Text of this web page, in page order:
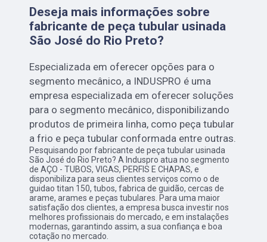
Deseja mais informações sobre
fabricante de peça tubular usinada
São José do Rio Preto?
Especializada em oferecer opções para o
segmento mecânico, a INDUSPRO é uma
empresa especializada em oferecer soluções
para o segmento mecânico, disponibilizando
produtos de primeira linha, como peça tubular
a frio e peça tubular conformada entre outras.
Pesquisando por fabricante de peça tubular usinada
São José do Rio Preto? A Induspro atua no segmento
de AÇO - TUBOS, VIGAS, PERFIS E CHAPAS, e
disponibiliza para seus clientes serviços como o de
guidao titan 150, tubos, fabrica de guidão, cercas de
arame, arames e peças tubulares. Para uma maior
satisfação dos clientes, a empresa busca investir nos
melhores profissionais do mercado, e em instalações
modernas, garantindo assim, a sua confiança e boa
cotação no mercado.